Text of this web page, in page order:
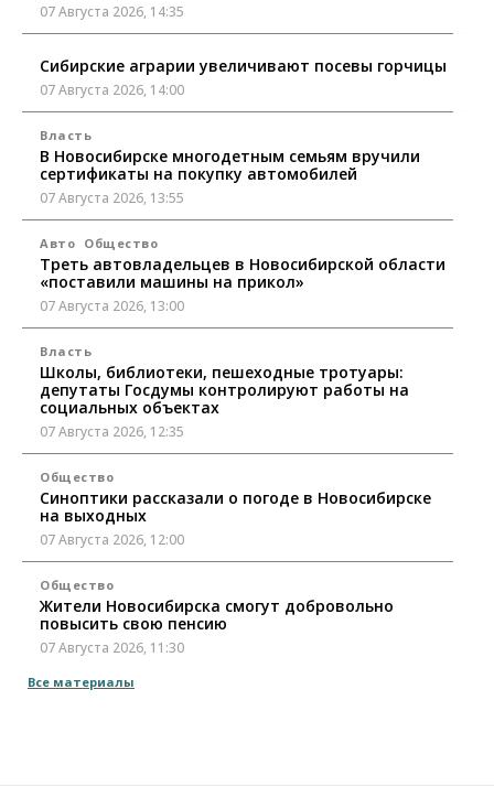
07 Августа 2026, 14:35
Сибирские аграрии увеличивают посевы горчицы
07 Августа 2026, 14:00
Власть
В Новосибирске многодетным семьям вручили
сертификаты на покупку автомобилей
07 Августа 2026, 13:55
Авто Общество
Треть автовладельцев в Новосибирской области
«поставили машины на прикол»
07 Августа 2026, 13:00
Власть
Школы, библиотеки, пешеходные тротуары:
депутаты Госдумы контролируют работы на
социальных объектах
07 Августа 2026, 12:35
Общество
Синоптики рассказали о погоде в Новосибирске
на выходных
07 Августа 2026, 12:00
Общество
Жители Новосибирска смогут добровольно
повысить свою пенсию
07 Августа 2026, 11:30
Общество
Все материалы